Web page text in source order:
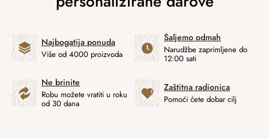
Najbogatija ponuda
Više od 4000 proizvoda
Šaljemo odmah
Narudžbe zaprimljene do
12:00 sati
Ne brinite
Robu možete vratiti u roku
od 30 dana
Zaštitna radionica
Pomoći ćete dobar cilj